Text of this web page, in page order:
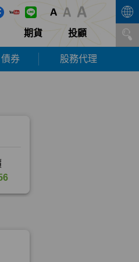
期貨 投顧
債券 股務代理